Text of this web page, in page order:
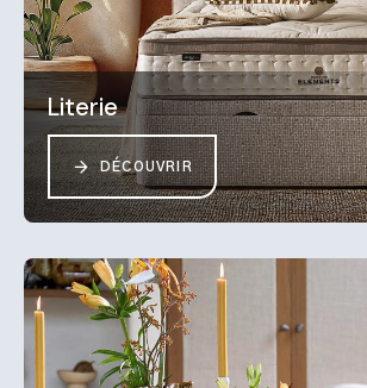
Literie
DÉCOUVRIR